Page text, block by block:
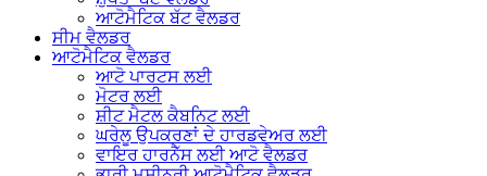
ਆਟੋਮੈਟਿਕ ਬੱਟ ਵੈਲਡਰ
ਸੀਮ ਵੈਲਡਰ
ਆਟੋਮੈਟਿਕ ਵੈਲਡਰ
ਆਟੋ ਪਾਰਟਸ ਲਈ
ਮੋਟਰ ਲਈ
ਸ਼ੀਟ ਮੈਟਲ ਕੈਬਨਿਟ ਲਈ
ਘਰੇਲੂ ਉਪਕਰਣਾਂ ਦੇ ਹਾਰਡਵੇਅਰ ਲਈ
ਵਾਇਰ ਹਾਰਨੈੱਸ ਲਈ ਆਟੋ ਵੈਲਡਰ